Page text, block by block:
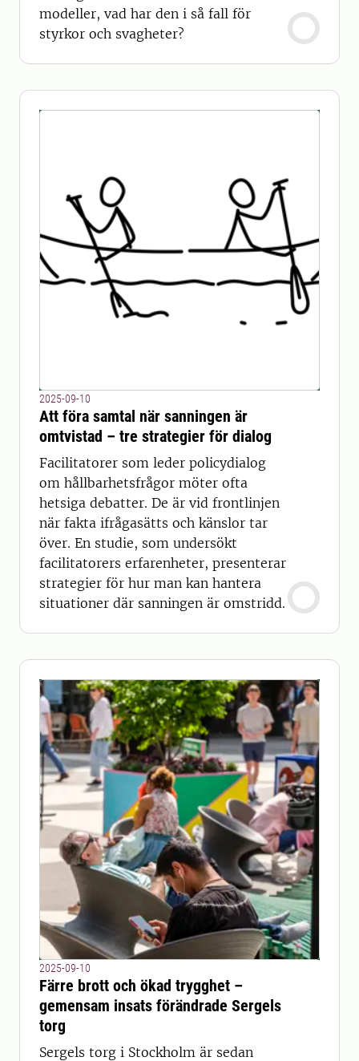
modeller, vad har den i så fall för
styrkor och svagheter?
2025-09-10
Att föra samtal när sanningen är
omtvistad – tre strategier för dialog
Facilitatorer som leder policydialog
om hållbarhetsfrågor möter ofta
hetsiga debatter. De är vid frontlinjen
när fakta ifrågasätts och känslor tar
över. En studie, som undersökt
facilitatorers erfarenheter, presenterar
strategier för hur man kan hantera
situationer där sanningen är omstridd.
2025-09-10
Färre brott och ökad trygghet –
gemensam insats förändrade Sergels
torg
Sergels torg i Stockholm är sedan